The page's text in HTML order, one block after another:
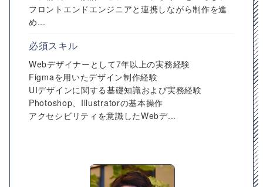
フロントエンドエンジニアと連携しながら制作を進
め...
必須スキル
Webデザイナーとして7年以上の実務経験
Figmaを用いたデザイン制作経験
UIデザインに関する基礎知識および実務経験
Photoshop、Illustratorの基本操作
アクセシビリティを意識したWebデ...